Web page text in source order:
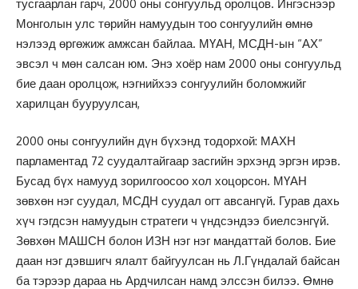
тусгаарлан гарч, 2000 оны сонгуульд оролцов. Ингэснээр
Монголын улс төрийн намуудын тоо сонгуулийн өмнө
нэлээд өргөжиж амжсан байлаа. МҮАН, МСДН-ын “АХ”
эвсэл ч мөн салсан юм. Энэ хоёр нам 2000 оны сонгуульд
бие даан оролцож, нэгнийхээ сонгуулийн боломжийг
харилцан бууруулсан,
2000 оны сонгуулийн дүн бүхэнд тодорхой: МАХН
парламентад 72 суудалтайгаар засгийн эрхэнд эргэн ирэв.
Бусад бүх намууд зорилгоосоо хол хоцорсон. МҮАН
зөвхөн нэг суудал, МСДН суудал огт авсангүй. Гурав дахь
хүч гэгдсэн намуудын стратеги ч үндсэндээ биелсэнгүй.
Зөвхөн МАШСН болон ИЗН нэг нэг мандаттай болов. Бие
даан нэг дэвшигч ялалт байгуулсан нь Л.Гүндалай байсан
ба тэрээр дараа нь Ардчилсан намд элссэн билээ. Өмнө